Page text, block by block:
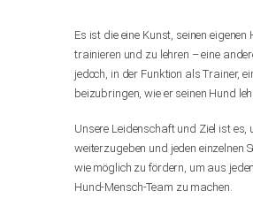
Es ist die eine Kunst, seinen eigenen
trainieren und zu lehren – eine
jedoch, in der Funktion als Trainer,
beizubringen, wie er seinen Hund
Unsere Leidenschaft und Ziel ist es,
weiterzugeben und jeden einzelnen
wie möglich zu fördern, um aus
Hund-Mensch-Team zu machen.